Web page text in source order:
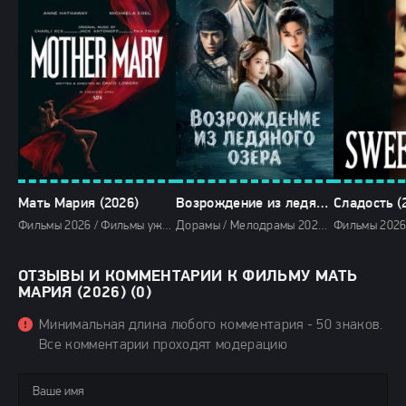
Мать Мария (2026)
Фильмы 2026 / Фильмы ужасов 2026 / Фильмы апреля 2026 / Последние фильмы 2026 / Новинки кино 2026 / Зарубежные фильмы 2026 / Фильмы весны 2026 / Смотреть фильмы онлайн
Возрождение из ледяного озера (2026)
Дорамы / Мелодрамы 2026 / Сериалы 2026 / Фильмы 2026 / Новинки сериалов 2026 / Сериалы апреля 2026 / Сериалы весны 2026 / Смотреть фильмы онлайн
Сладость
ОТЗЫВЫ И КОММЕНТАРИИ К ФИЛЬМУ МАТЬ
МАРИЯ (2026) (0)
Минимальная длина любого комментария - 50 знаков.
Все комментарии проходят модерацию